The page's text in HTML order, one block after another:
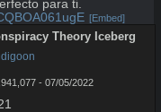
[Embed]
Theory Iceberg
- 07/05/2022